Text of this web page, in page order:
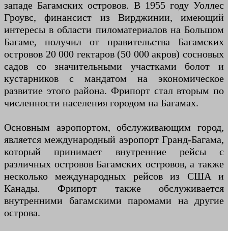
западе Багамских островов. В 1955 году Уоллес
Гроувс, финансист из Вирджинии, имеющий
интересы в области пиломатериалов на Большом
Багаме, получил от правительства Багамских
островов 20 000 гектаров (50 000 акров) сосновых
садов со значительными участками болот и
кустарников с мандатом на экономическое
развитие этого района. Фрипорт стал вторым по
численности населения городом на Багамах.
Основным аэропортом, обслуживающим город,
является международный аэропорт Гранд-Багама,
который принимает внутренние рейсы с
различных островов Багамских островов, а также
несколько международных рейсов из США и
Канады. Фрипорт также обслуживается
внутренними багамскими паромами на другие
острова.